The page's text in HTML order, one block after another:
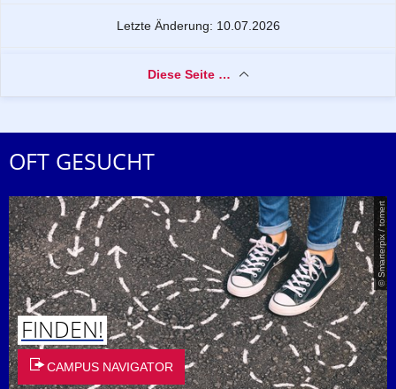
Letzte Änderung: 10.07.2026
Diese Seite …
OFT GESUCHT
© Smarterpix / tomert
FINDEN!
CAMPUS NAVIGATOR